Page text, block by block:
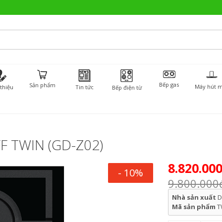
Sản phẩm Tin tức Bếp điện từ Bếp gas Máy hút
TWIN (GD-Z02)
- 10%
Nhà sản xuất
Mã sản phẩm